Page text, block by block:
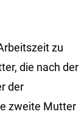
zu
die nach der
der
zweite Mutter